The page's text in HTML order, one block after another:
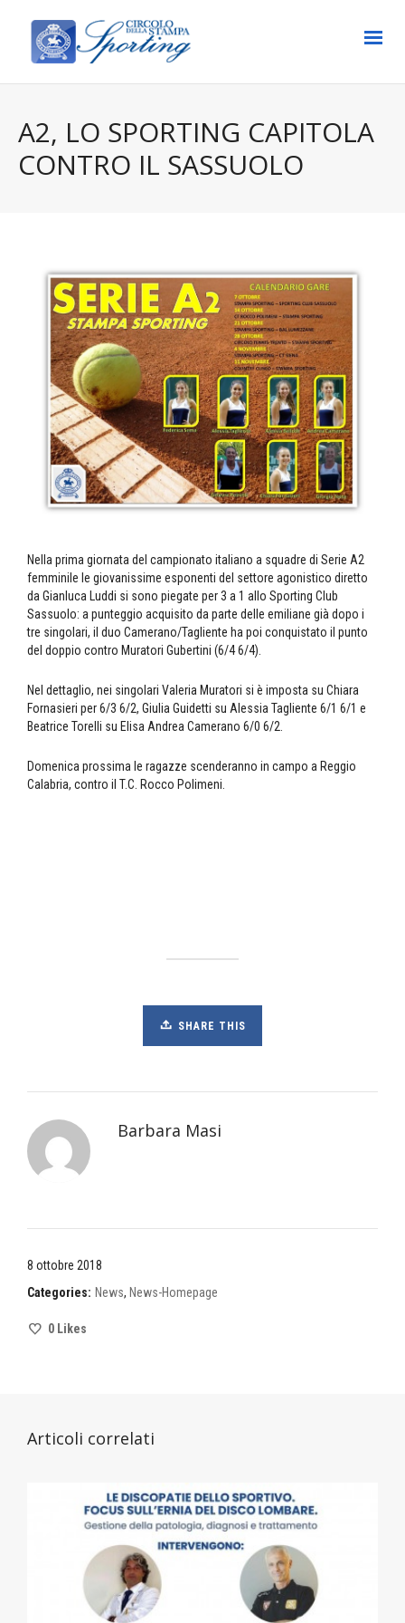
A2, LO SPORTING CAPITOLA
CONTRO IL SASSUOLO
Nella prima giornata del campionato italiano a squadre di Serie A2
femminile le giovanissime esponenti del settore agonistico diretto
da Gianluca Luddi si sono piegate per 3 a 1 allo Sporting Club
Sassuolo: a punteggio acquisito da parte delle emiliane già dopo i
tre singolari, il duo Camerano/Tagliente ha poi conquistato il punto
del doppio contro Muratori Gubertini (6/4 6/4).
Nel dettaglio, nei singolari Valeria Muratori si è imposta su Chiara
Fornasieri per 6/3 6/2, Giulia Guidetti su Alessia Tagliente 6/1 6/1 e
Beatrice Torelli su Elisa Andrea Camerano 6/0 6/2.
Domenica prossima le ragazze scenderanno in campo a Reggio
Calabria, contro il T.C. Rocco Polimeni.
SHARE THIS
Barbara Masi
8 ottobre 2018
Categories: News, News-Homepage
0 Likes
Articoli correlati